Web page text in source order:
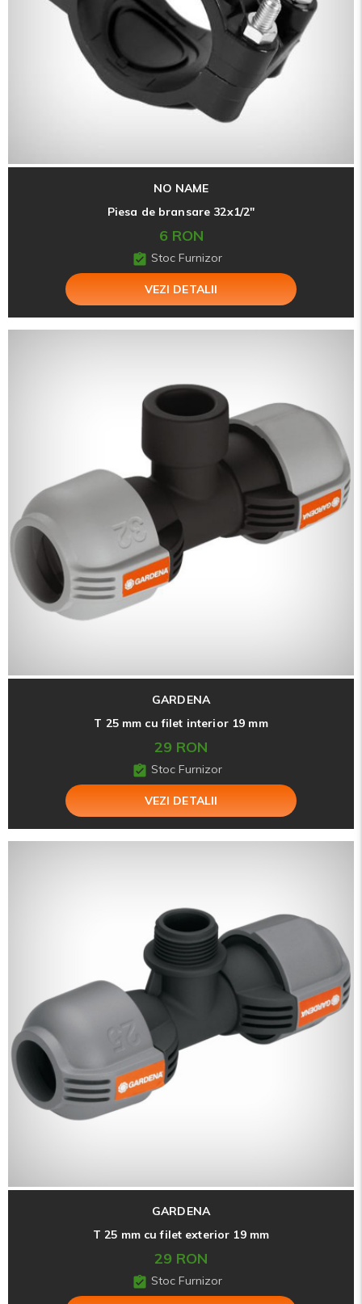
NO NAME
Piesa de bransare 32x1/2"
6 RON
Stoc Furnizor
VEZI DETALII
GARDENA
T 25 mm cu filet interior 19 mm
29 RON
Stoc Furnizor
VEZI DETALII
GARDENA
T 25 mm cu filet exterior 19 mm
29 RON
Stoc Furnizor